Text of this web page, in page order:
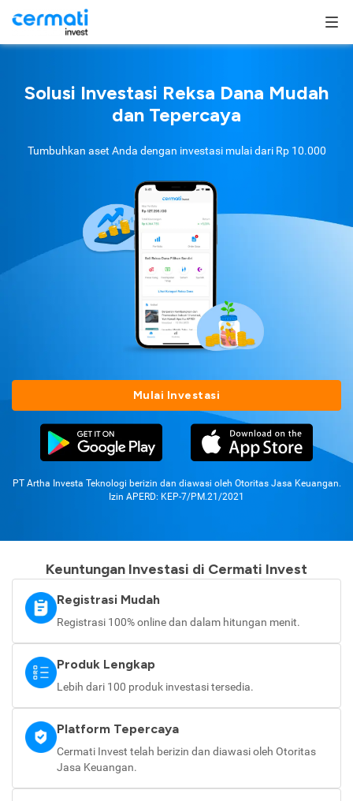
Solusi Investasi Reksa Dana Mudah
dan Tepercaya
Tumbuhkan aset Anda dengan investasi mulai dari Rp 10.000
Mulai Investasi
PT Artha Investa Teknologi berizin dan diawasi oleh Otoritas Jasa Keuangan.
Izin APERD: KEP-7/PM.21/2021
Keuntungan Investasi di Cermati Invest
Registrasi Mudah
Registrasi 100% online dan dalam hitungan menit.
Produk Lengkap
Lebih dari 100 produk investasi tersedia.
Platform Tepercaya
Cermati Invest telah berizin dan diawasi oleh Otoritas
Jasa Keuangan.